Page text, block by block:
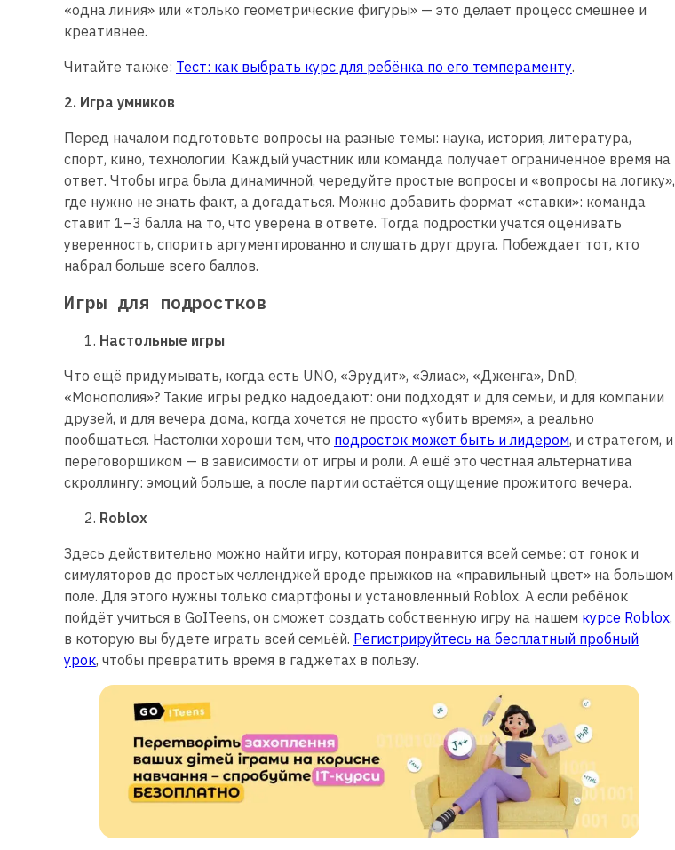
«одна линия» или «только геометрические фигуры» — это делает процесс смешнее и
креативнее.
Читайте также: Тест: как выбрать курс для ребёнка по его темпераменту.
2. Игра умников
Перед началом подготовьте вопросы на разные темы: наука, история, литература,
спорт, кино, технологии. Каждый участник или команда получает ограниченное время на
ответ. Чтобы игра была динамичной, чередуйте простые вопросы и «вопросы на логику»,
где нужно не знать факт, а догадаться. Можно добавить формат «ставки»: команда
ставит 1–3 балла на то, что уверена в ответе. Тогда подростки учатся оценивать
уверенность, спорить аргументированно и слушать друг друга. Побеждает тот, кто
набрал больше всего баллов.
Игры для подростков
Настольные игры
Что ещё придумывать, когда есть UNO, «Эрудит», «Элиас», «Дженга», DnD,
«Монополия»? Такие игры редко надоедают: они подходят и для семьи, и для компании
друзей, и для вечера дома, когда хочется не просто «убить время», а реально
пообщаться. Настолки хороши тем, что подросток может быть и лидером, и стратегом, и
переговорщиком — в зависимости от игры и роли. А ещё это честная альтернатива
скроллингу: эмоций больше, а после партии остаётся ощущение прожитого вечера.
Roblox
Здесь действительно можно найти игру, которая понравится всей семье: от гонок и
симуляторов до простых челленджей вроде прыжков на «правильный цвет» на большом
поле. Для этого нужны только смартфоны и установленный Roblox. А если ребёнок
пойдёт учиться в GoITeens, он сможет создать собственную игру на нашем курсе Roblox,
в которую вы будете играть всей семьёй. Регистрируйтесь на бесплатный пробный
урок, чтобы превратить время в гаджетах в пользу.